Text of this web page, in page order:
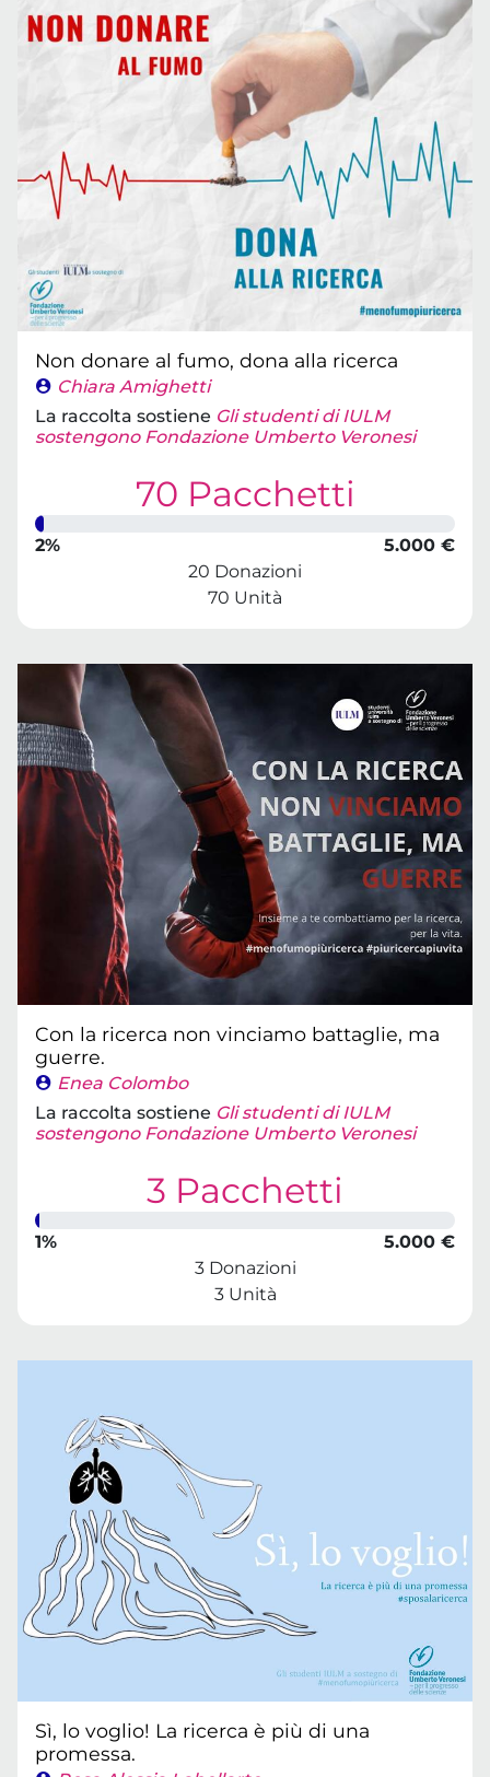
Non donare al fumo, dona alla ricerca
Chiara Amighetti
La raccolta sostiene Gli studenti di IULM
sostengono Fondazione Umberto Veronesi
70 Pacchetti
2%
5.000 €
20 Donazioni
70 Unità
Con la ricerca non vinciamo battaglie, ma
guerre.
Enea Colombo
La raccolta sostiene Gli studenti di IULM
sostengono Fondazione Umberto Veronesi
3 Pacchetti
1%
5.000 €
3 Donazioni
3 Unità
Sì, lo voglio! La ricerca è più di una
promessa.